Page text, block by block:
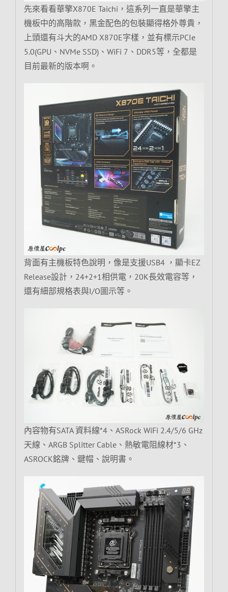
先來看看華擎X870E Taichi，這系列一直是華擎主
機板中的高階款，黑金配色的包裝顯得格外尊貴，
上頭還有斗大的AMD X870E字樣，並有標示PCIe
5.0(GPU、NVMe SSD)、WiFi 7、DDR5等，全都是
目前最新的版本啊。
背面有主機板特色說明，像是支援USB4 ，顯卡EZ
Release設計，24+2+1相供電，20K長效電容等，
還有細部規格表與I/O圖示等。
內容物有SATA 資料線*4、ASRock WiFi 2.4/5/6 GHz
天線、ARGB Splitter Cable、熱敏電阻線材*3、
ASROCK銘牌、鍵帽、說明書。